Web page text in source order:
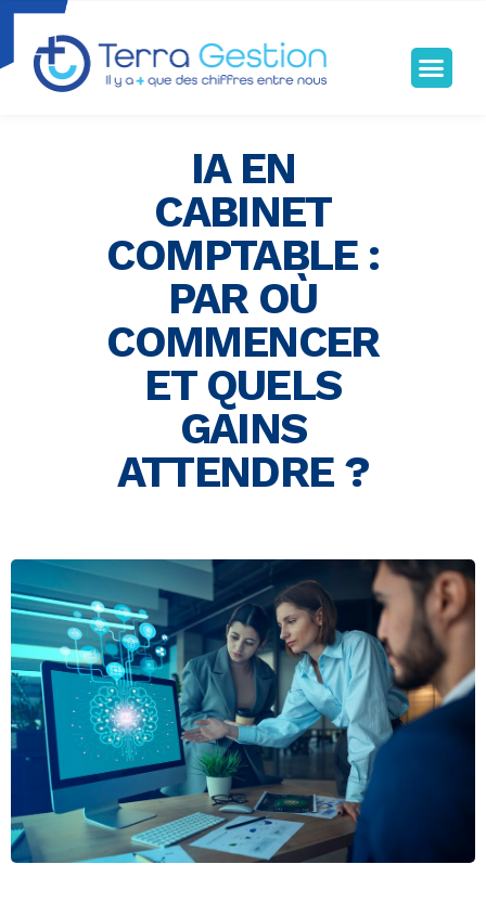
IA EN
CABINET
COMPTABLE :
PAR OÙ
COMMENCER
ET QUELS
GAINS
ATTENDRE ?